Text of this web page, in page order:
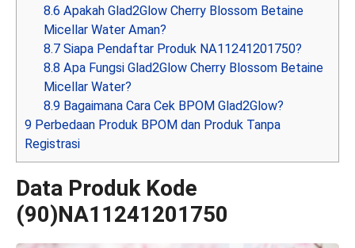
8.6 Apakah Glad2Glow Cherry Blossom Betaine
Micellar Water Aman?
8.7 Siapa Pendaftar Produk NA11241201750?
8.8 Apa Fungsi Glad2Glow Cherry Blossom Betaine
Micellar Water?
8.9 Bagaimana Cara Cek BPOM Glad2Glow?
9 Perbedaan Produk BPOM dan Produk Tanpa
Registrasi
Data Produk Kode
(90)NA11241201750